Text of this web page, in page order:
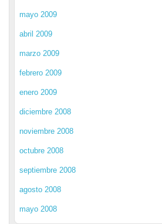
mayo 2009
abril 2009
marzo 2009
febrero 2009
enero 2009
diciembre 2008
noviembre 2008
octubre 2008
septiembre 2008
agosto 2008
mayo 2008